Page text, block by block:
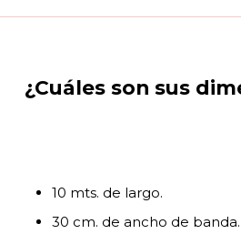
¿Cuáles son sus
10 mts. de largo.
30 cm. de ancho de banda.